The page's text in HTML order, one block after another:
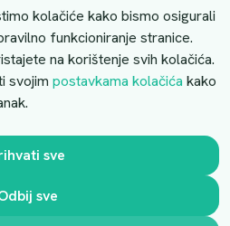
e-maila:
sustavom
kolačiće kako bismo osigurali
funkcioniranje stranice.
na korištenje svih kolačića.
svojim postavkama kolačića kako
sve
sve